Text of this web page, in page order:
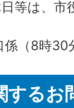
等は、市
係（8時30
するお